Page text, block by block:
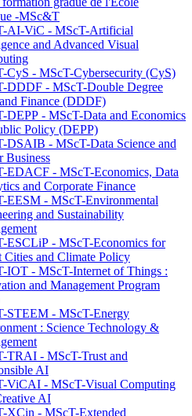
-MSc&T
AI-ViC - MScT-Artificial
and Advanced Visual
CyS - MScT-Cybersecurity (CyS)
DDDF - MScT-Double Degree
Finance (DDDF)
DEPP - MScT-Data and Economics
Policy (DEPP)
DSAIB - MScT-Data Science and
Business
EDACF - MScT-Economics, Data
and Corporate Finance
EESM - MScT-Environmental
and Sustainability
ESCLiP - MScT-Economics for
Cities and Climate Policy
IOT - MScT-Internet of Things :
and Management Program
STEEM - MScT-Energy
: Science Technology &
TRAI - MScT-Trust and
AI
ViCAI - MScT-Visual Computing
AI
XCin - MScT-Extended